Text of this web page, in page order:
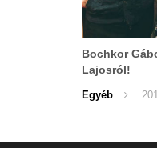
Bochkor
Lajosról!
Egyéb